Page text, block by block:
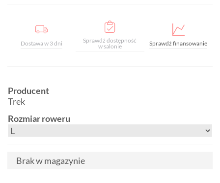
Dostawa w 3 dni
Sprawdź dostępność
w salonie
Sprawdź finansowanie
Producent
Trek
Rozmiar roweru
Brak w magazynie